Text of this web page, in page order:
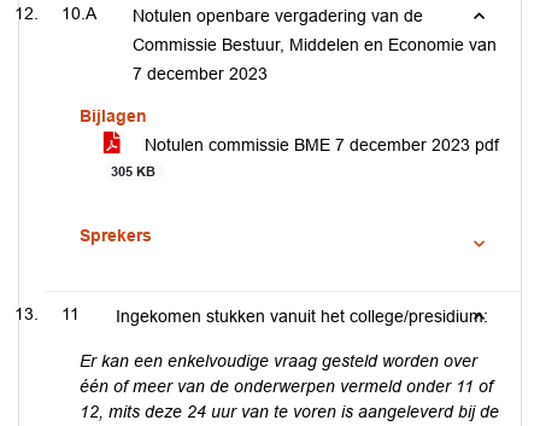
10.A
Notulen openbare vergadering van de
Commissie Bestuur, Middelen en Economie van
7 december 2023
Bijlagen
Notulen commissie BME 7 december 2023 pdf
305 KB
Sprekers
11 Ingekomen stukken vanuit het college/presidium:
Er kan een enkelvoudige vraag gesteld worden over
één of meer van de onderwerpen vermeld onder 11 of
12, mits deze 24 uur van te voren is aangeleverd bij de